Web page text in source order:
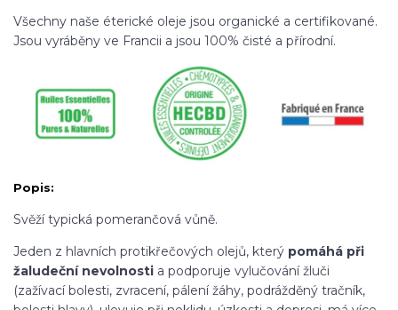
Všechny naše éterické oleje jsou organické a certifikované.
Jsou vyráběny ve Francii a jsou 100% čisté a přírodní.
Popis:
Svěží typická pomerančová vůně.
Jeden z hlavních protikřečových olejů, který pomáhá při
žaludeční nevolnosti a podporuje vylučování žluči
(zažívací bolesti, zvracení, pálení žáhy, podrážděný tračník,